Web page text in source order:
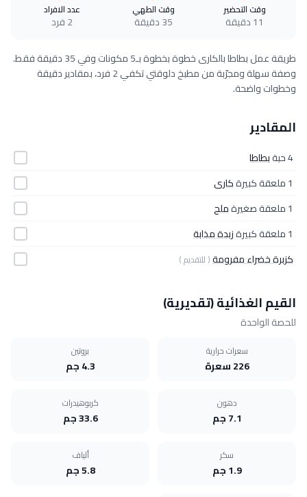
وقت التحضير
11 دقيقة
وقت الطهي
35 دقيقة
عدد الافراد
2 فرد
طريقة عمل بطاطا بالكارى خطوة بخطوة بـ5 مكونات وفي 35 دقيقة فقط.
وصفة سهلة ومجرّبة من مطبخ دلوقتي تكفي 2 فرد، بمقادير دقيقة
وخطوات واضحة.
المقادير
4 حبة
بطاطا
1 ملعقة كبيرة
كارى
1 ملعقة صغيرة
ملح
1 ملعقة كبيرة
زبدة مذابة
كزبرة خضراء مفرومة( للتقديم )
القيم الغذائية (تقديرية)
للحصة الواحدة
سعرات حرارية
226 سعرة
بروتين
4.3 جم
دهون
7.1 جم
كربوهيدرات
33.6 جم
سكر
1.9 جم
ألياف
5.8 جم